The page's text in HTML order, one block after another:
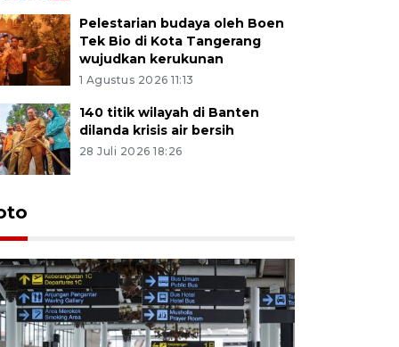
Pelestarian budaya oleh Boen
Tek Bio di Kota Tangerang
wujudkan kerukunan
1 Agustus 2026 11:13
140 titik wilayah di Banten
dilanda krisis air bersih
28 Juli 2026 18:26